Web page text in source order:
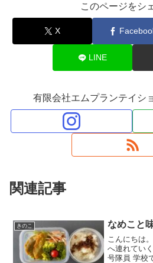
このページをシ
X
LINE
有限会社エムプランテイシ
関連記事
きのこ なめこと
こんにちは
へ連れてい
号隊員 学校